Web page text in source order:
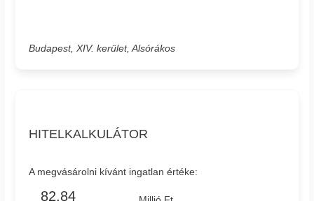
Budapest, XIV. kerület, Alsórákos
HITELKALKULÁTOR
A megvásárolni kívánt ingatlan értéke: